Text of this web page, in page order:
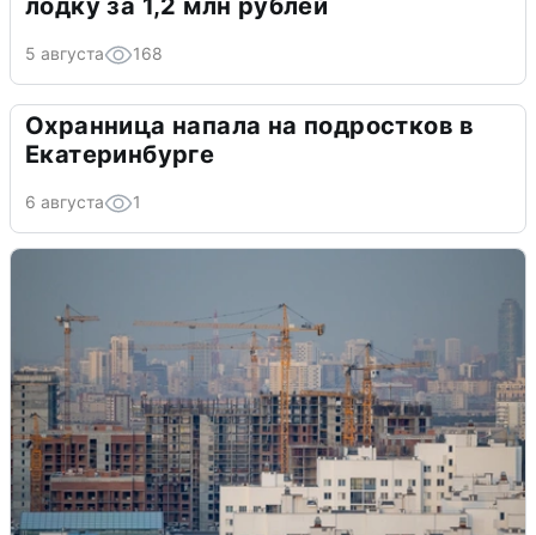
5 августа 168
Охранница напала на подростков в
Екатеринбурге
6 августа 1